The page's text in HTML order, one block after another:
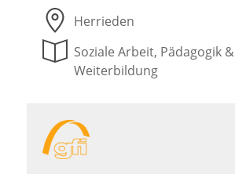
Herrieden
Soziale Arbeit, Pädagogik &
Weiterbildung